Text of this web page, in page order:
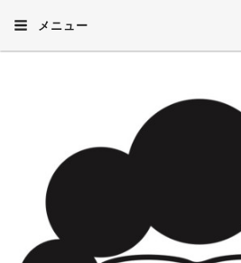
メニュー